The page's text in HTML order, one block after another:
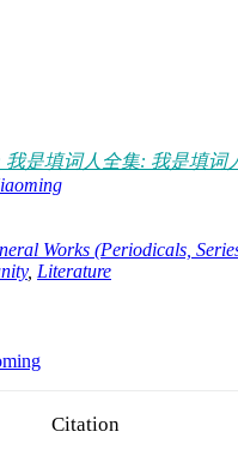
我是填词人全集: 我是填词
Works (Periodicals,
, Literature
Citation